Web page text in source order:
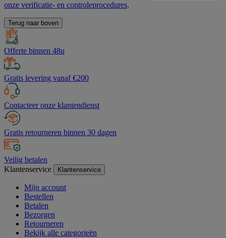
onze verificatie- en controleprocedures.
Terug naar boven
Offerte binnen 48u
Gratis levering vanaf €200
Contacteer onze klantendienst
Gratis retourneren binnen 30 dagen
Veilig betalen
Klantenservice
Klantenservice
Mijn account
Bestellen
Betalen
Bezorgen
Retourneren
Bekijk alle categorieën